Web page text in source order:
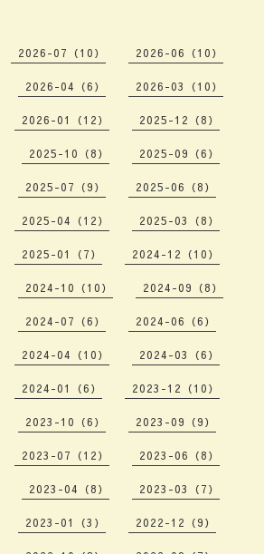
2026-07（10） 2026-06（10）
2026-04（6） 2026-03（10）
2026-01（12） 2025-12（8）
2025-10（8） 2025-09（6）
2025-07（9） 2025-06（8）
2025-04（12） 2025-03（8）
2025-01（7） 2024-12（10）
2024-10（10） 2024-09（8）
2024-07（6） 2024-06（6）
2024-04（10） 2024-03（6）
2024-01（6） 2023-12（10）
2023-10（6） 2023-09（9）
2023-07（12） 2023-06（8）
2023-04（8） 2023-03（7）
2023-01（3） 2022-12（9）